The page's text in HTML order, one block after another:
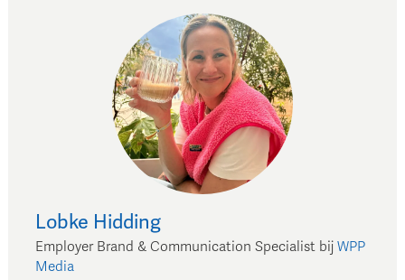
Lobke Hidding
Employer Brand & Communication Specialist bij WPP
Media